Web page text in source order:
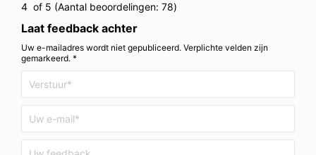
4 of 5 (Aantal beoordelingen: 78)
Laat feedback achter
Uw e-mailadres wordt niet gepubliceerd. Verplichte velden zijn
gemarkeerd. *